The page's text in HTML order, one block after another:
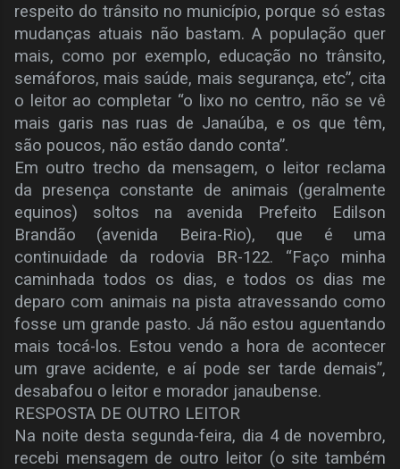
respeito do trânsito no município, porque só estas
mudanças atuais não bastam. A população quer
mais, como por exemplo, educação no trânsito,
semáforos, mais saúde, mais segurança, etc”, cita
o leitor ao completar “o lixo no centro, não se vê
mais garis nas ruas de Janaúba, e os que têm,
são poucos, não estão dando conta”.
Em outro trecho da mensagem, o leitor reclama
da presença constante de animais (geralmente
equinos) soltos na avenida Prefeito Edilson
Brandão (avenida Beira-Rio), que é uma
continuidade da rodovia BR-122. “Faço minha
caminhada todos os dias, e todos os dias me
deparo com animais na pista atravessando como
fosse um grande pasto. Já não estou aguentando
mais tocá-los. Estou vendo a hora de acontecer
um grave acidente, e aí pode ser tarde demais”,
desabafou o leitor e morador janaubense.
RESPOSTA DE OUTRO LEITOR
Na noite desta segunda-feira, dia 4 de novembro,
recebi mensagem de outro leitor (o site também